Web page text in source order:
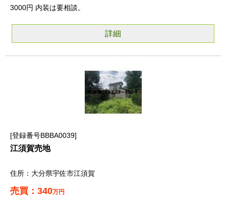
3000円 内装は要相談。
詳細
登録番号BBBA0039
江須賀売地
大分県宇佐市江須賀
340万円